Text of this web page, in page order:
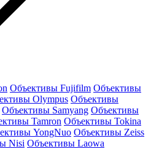
Объективы Fujifilm Объективы
Olympus Объективы
Объективы Samyang Объективы
Tamron Объективы Tokina
YongNuo Объективы Zeiss
Nisi Объективы Laowa